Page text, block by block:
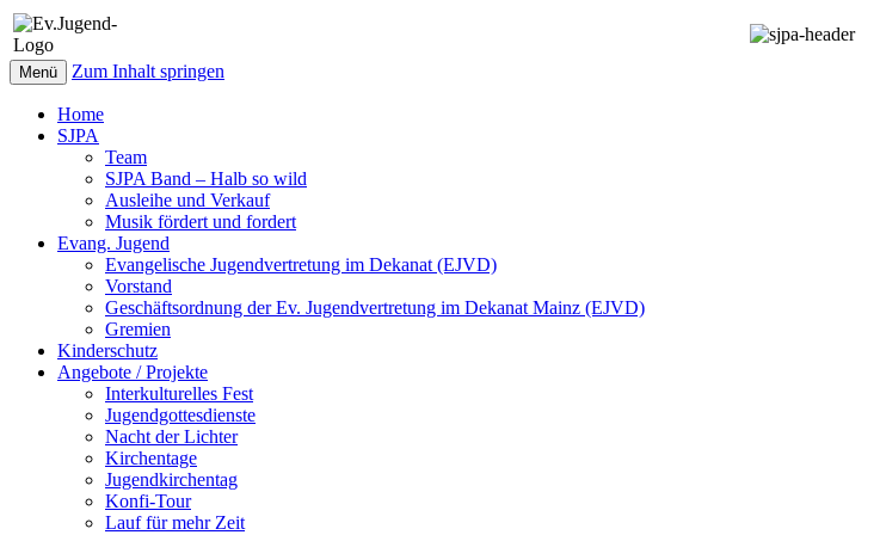
Menü Zum Inhalt springen
Home
SJPA
Team
SJPA Band – Halb so wild
Ausleihe und Verkauf
Musik fördert und fordert
Evang. Jugend
Evangelische Jugendvertretung im Dekanat (EJVD)
Vorstand
Geschäftsordnung der Ev. Jugendvertretung im Dekanat Mainz (EJVD)
Gremien
Kinderschutz
Angebote / Projekte
Interkulturelles Fest
Jugendgottesdienste
Nacht der Lichter
Kirchentage
Jugendkirchentag
Konfi-Tour
Lauf für mehr Zeit